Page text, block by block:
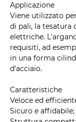
Applicazione
Viene utilizzato
di pali, la tesatura
elettriche.
requisiti, ad
in una forma
d'acciaio.
Caratteristiche
Veloce ed
Sicuro e affidabile;